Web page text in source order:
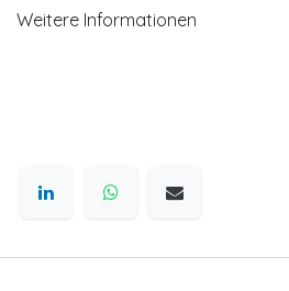
Weitere Informationen